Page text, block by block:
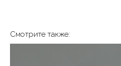
Смотрите также:
ПОДПИСЫВАЙТЕСЬ
НА НАШИ СОЦСЕТИ